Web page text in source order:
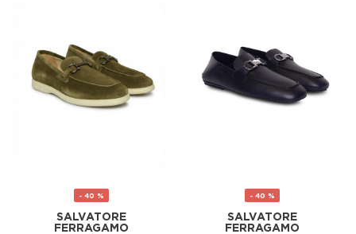
- 40 %
SALVATORE
FERRAGAMO
- 40 %
SALVATORE
FERRAGAMO